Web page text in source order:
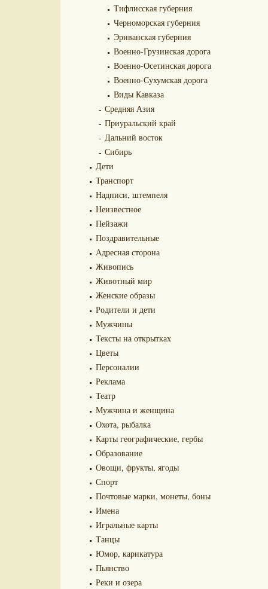
Тифлисская губерния
Черноморская губерния
Эриванская губерния
Военно-Грузинская дорога
Военно-Осетинская дорога
Военно-Сухумская дорога
Виды Кавказа
Средняя Азия
Приуральский край
Дальний восток
Сибирь
Дети
Транспорт
Надписи, штемпеля
Неизвестное
Пейзажи
Поздравительные
Адресная сторона
Живопись
Животный мир
Женские образы
Родители и дети
Мужчины
Тексты на открытках
Цветы
Персоналии
Реклама
Театр
Мужчина и женщина
Охота, рыбалка
Карты географические, гербы
Образование
Овощи, фрукты, ягоды
Спорт
Почтовые марки, монеты, боны
Имена
Игральные карты
Танцы
Юмор, карикатура
Пьянство
Реки и озера